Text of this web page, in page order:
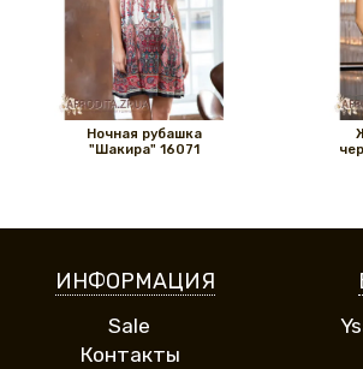
Ночная рубашка
"Шакира" 16071
ИНФОРМАЦИЯ
Sale
Контакты